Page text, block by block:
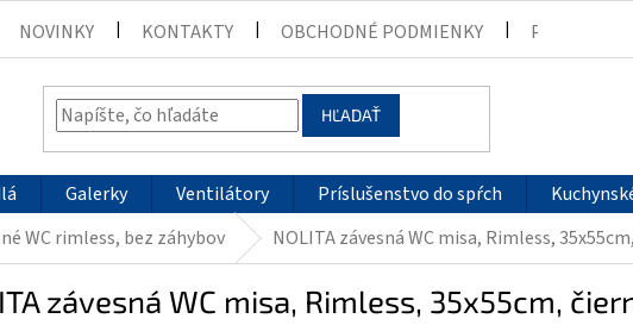
NOVINKY KONTAKTY OBCHODNÉ PODMIENKY
HĽADAŤ
Galerky Ventilátory Príslušenstvo do spŕch
WC rimless, bez záhybov NOLITA závesná WC misa, Rimless,
závesná WC misa, Rimless, 35x55cm,